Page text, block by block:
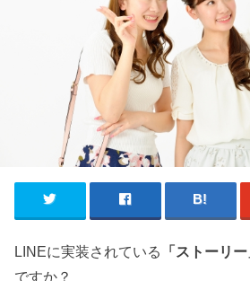
LINEに実装されている 「ストーリー
ですか？